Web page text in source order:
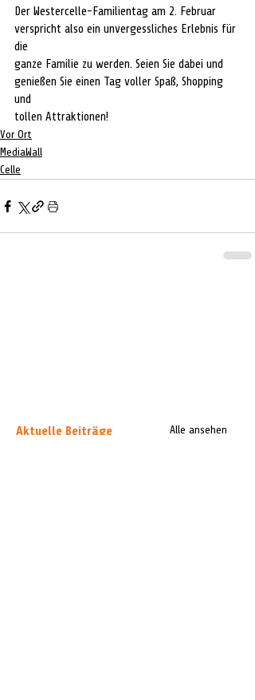
Der Westercelle-Familientag am 2. Februar
verspricht also ein unvergessliches Erlebnis für
die
ganze Familie zu werden. Seien Sie dabei und
genießen Sie einen Tag voller Spaß, Shopping
und
tollen Attraktionen!
Vor Ort
MediaWall
Celle
Aktuelle Beiträge Alle ansehen